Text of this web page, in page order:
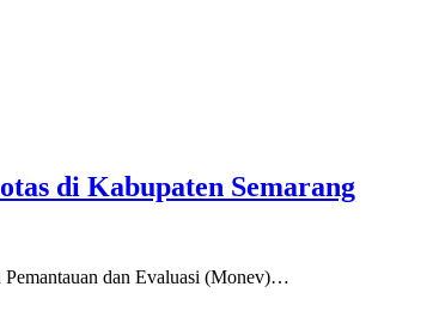
di Kabupaten Semarang
Pemantauan dan Evaluasi (Monev)…